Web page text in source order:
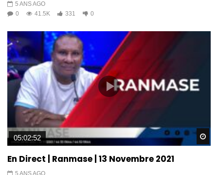
5 ANS AGO
0
41.5K 331 0
05:02:52
En Direct | Ranmase | 13 Novembre 2021